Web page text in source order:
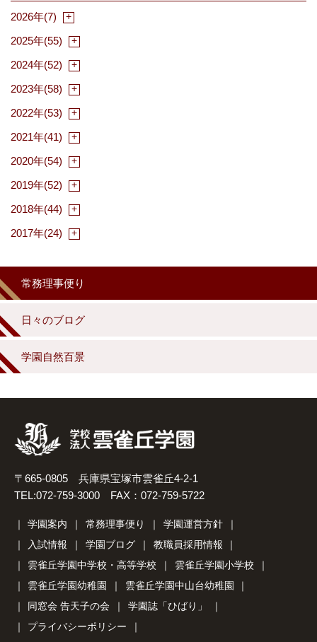
常務理事便り
日々のブログ
学園自然百景
2026年(7)
2025年(55)
2024年(52)
2023年(58)
2022年(53)
2021年(41)
2020年(54)
2019年(52)
2018年(44)
2017年(24)
〒665-0805 兵庫県宝塚市雲雀丘4-2-1
TEL:072-759-3000 FAX：072-759-5722
学園案内 常務理事便り
学園運営方針
入試情報
学園ブログ
教職員採用情報
雲雀丘学園中学校・高等学校
雲雀丘学園小学校
雲雀丘学園幼稚園
雲雀丘学園中山台幼稚園
同窓会 告天子の会
学園誌「ひばり」
プライバシーポリシー